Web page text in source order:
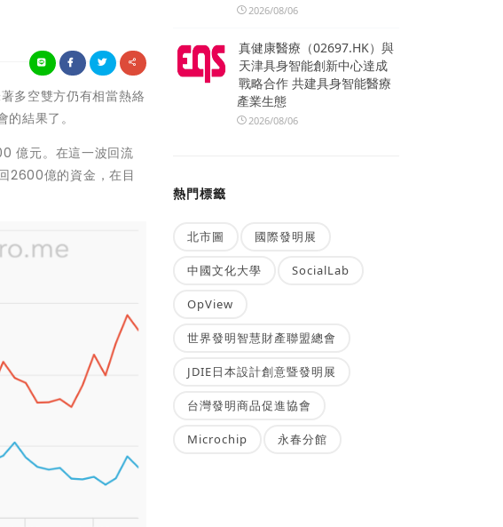
多空雙方仍有相當熱絡
結果了。
億元。在這一波回流
2600億的資金，在目
2026/08/06
真健康醫療（02697.HK）與
天津具身智能創新中心達成
戰略合作 共建具身智能醫療
產業生態
2026/08/06
熱門標籤
北市圖 國際發明展
中國文化大學 SocialLab
OpView
世界發明智慧財產聯盟總會
JDIE日本設計創意暨發明展
台灣發明商品促進協會
Microchip 永春分館